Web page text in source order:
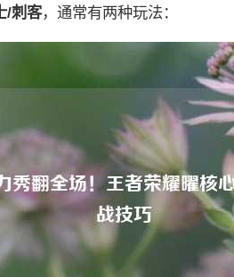
/刺客，通常有两种玩法：